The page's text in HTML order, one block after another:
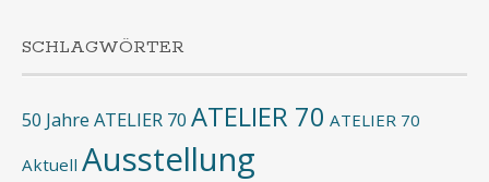
SCHLAGWÖRTER
50 Jahre ATELIER 70 ATELIER 70 ATELIER 70
Aktuell Ausstellung